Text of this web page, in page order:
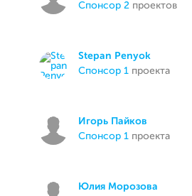
спонсор 2 проектов
Stepan Penyok
спонсор 1 проекта
Игорь Пайков
спонсор 1 проекта
Юлия Морозова